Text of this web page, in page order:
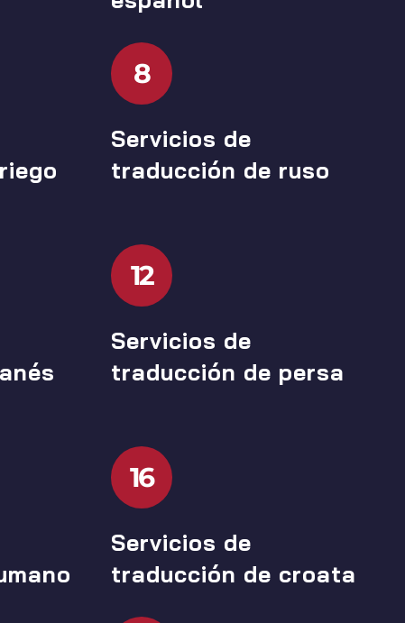
8
Servicios de
traducción de ruso
12
Servicios de
traducción de persa
16
Servicios de
traducción de croata